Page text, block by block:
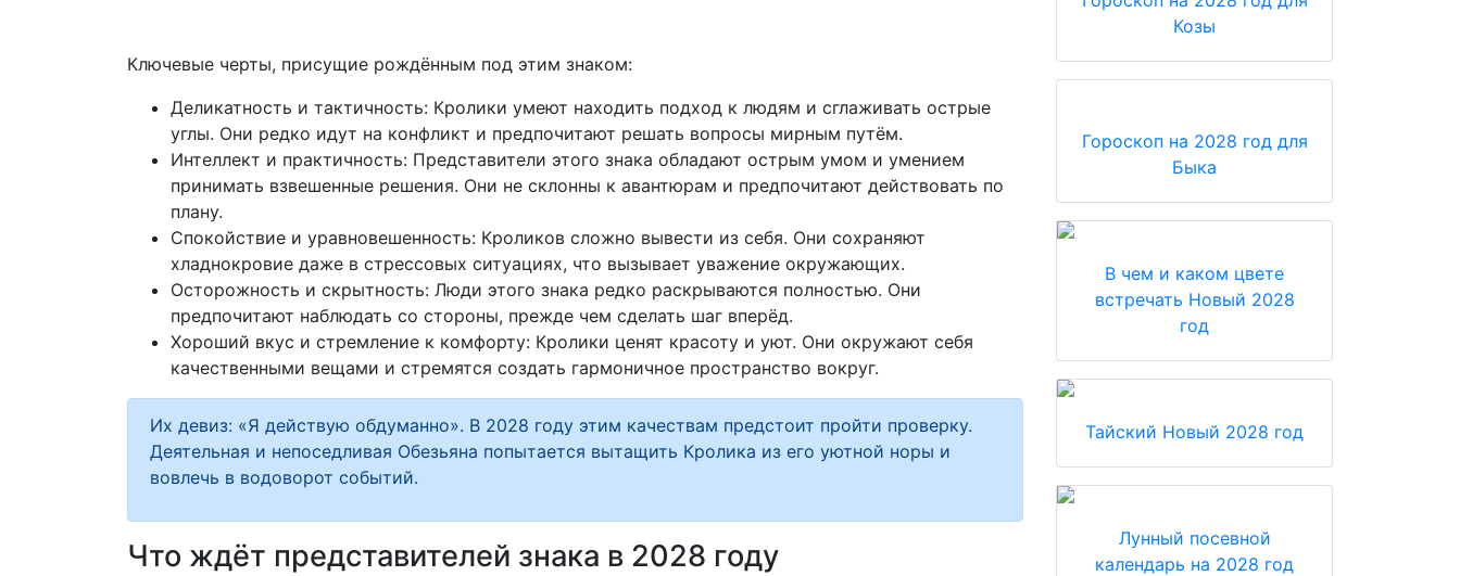
Ключевые черты, присущие рождённым под этим знаком:
Деликатность и тактичность: Кролики умеют находить подход к людям и сглаживать острые
углы. Они редко идут на конфликт и предпочитают решать вопросы мирным путём.
Интеллект и практичность: Представители этого знака обладают острым умом и умением
принимать взвешенные решения. Они не склонны к авантюрам и предпочитают действовать по
плану.
Спокойствие и уравновешенность: Кроликов сложно вывести из себя. Они сохраняют
хладнокровие даже в стрессовых ситуациях, что вызывает уважение окружающих.
Осторожность и скрытность: Люди этого знака редко раскрываются полностью. Они
предпочитают наблюдать со стороны, прежде чем сделать шаг вперёд.
Хороший вкус и стремление к комфорту: Кролики ценят красоту и уют. Они окружают себя
качественными вещами и стремятся создать гармоничное пространство вокруг.
Их девиз: «Я действую обдуманно». В 2028 году этим качествам предстоит пройти проверку.
Деятельная и непоседливая Обезьяна попытается вытащить Кролика из его уютной норы и
вовлечь в водоворот событий.
Что ждёт представителей знака в 2028 году
Козы
Гороскоп на 2028 год для
Быка
В чем и каком цвете
встречать Новый 2028
год
Тайский Новый 2028 год
Лунный посевной
календарь на 2028 год